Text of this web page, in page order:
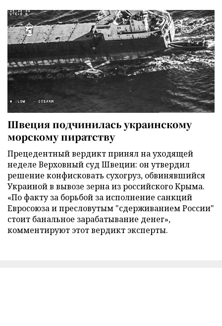
Швеция подчинилась украинскому
морскому пиратству
Прецедентный вердикт принял на уходящей
неделе Верховный суд Швеции: он утвердил
решение конфисковать сухогруз, обвинявшийся
Украиной в вывозе зерна из российского Крыма.
«По факту за борьбой за исполнение санкций
Евросоюза и пресловутым "сдерживанием России"
стоит банальное зарабатывание денег»,
комментируют этот вердикт эксперты.